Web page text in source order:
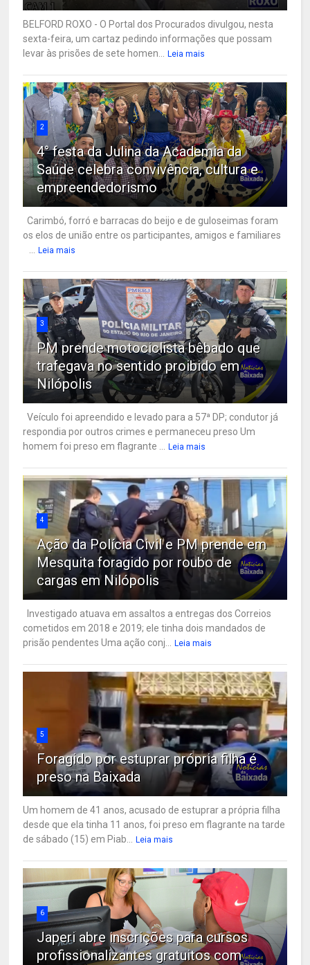
BELFORD ROXO - O Portal dos Procurados divulgou, nesta
sexta-feira, um cartaz pedindo informações que possam
levar às prisões de sete homen...
Leia mais
2
4° festa da Julina da Academia da
Saúde celebra convivência, cultura e
empreendedorismo
Carimbó, forró e barracas do beijo e de guloseimas foram
os elos de união entre os participantes, amigos e familiares
Leia mais
3
PM prende motociclista bêbado que
trafegava no sentido proibido em
Nilópolis
Veículo foi apreendido e levado para a 57ª DP; condutor já
respondia por outros crimes e permaneceu preso Um
homem foi preso em flagrante ...
Leia mais
4
Ação da Polícia Civil e PM prende em
Mesquita foragido por roubo de
cargas em Nilópolis
Investigado atuava em assaltos a entregas dos Correios
cometidos em 2018 e 2019; ele tinha dois mandados de
prisão pendentes Uma ação conj...
Leia mais
5
Foragido por estuprar própria filha é
preso na Baixada
Um homem de 41 anos, acusado de estuprar a própria filha
desde que ela tinha 11 anos, foi preso em flagrante na tarde
de sábado (15) em Piab...
Leia mais
6
Japeri abre inscrições para cursos
profissionalizantes gratuitos com